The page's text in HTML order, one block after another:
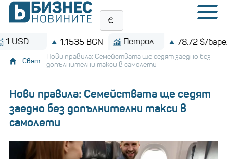
1.1535 BGN Петрол 78.72 $/барел
Свят
Нови правила: Семействата ще седят заедно без
допълнителни такси в самолети
Нови правила: Семействата ще седят
заедно без допълнителни такси в
самолети